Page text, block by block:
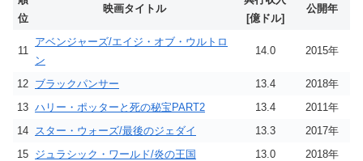
位
映画タイトル
[億ドル]
公開年
11
アベンジャーズ/エイジ・オブ・ウルトロ
ン
14.0 2015年
12 ブラックパンサー 13.4
2018年
13 ハリー・ポッターと死の秘宝PART2 13.4
2011年
14
スター・ウォーズ/最後のジェダイ 13.3
2017年
15 ジュラシック・ワールド/炎の王国 13.0
2018年